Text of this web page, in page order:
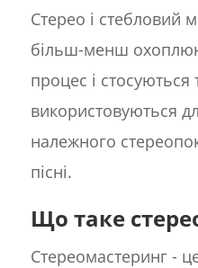
Стерео і стебловий
більш-менш
процес і стосуються
використовуються
належного
пісні.
Що таке
Стереомастеринг -